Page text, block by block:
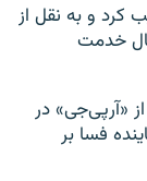
روز ۳۰ آبان تکذیب کرد و به نقل از
خدمت
«آر‌پی‌جی» در
فسا بر